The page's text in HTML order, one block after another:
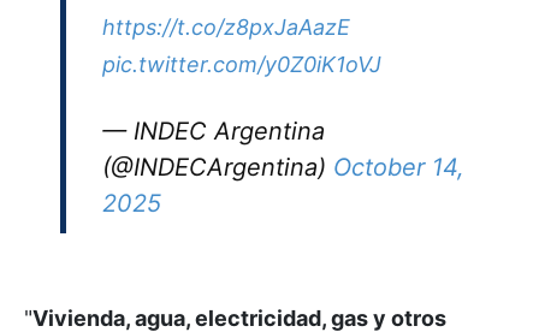
https://t.co/z8pxJaAazE
pic.twitter.com/y0Z0iK1oVJ
— INDEC Argentina
(@INDECArgentina) October 14,
2025
"Vivienda, agua, electricidad, gas y otros